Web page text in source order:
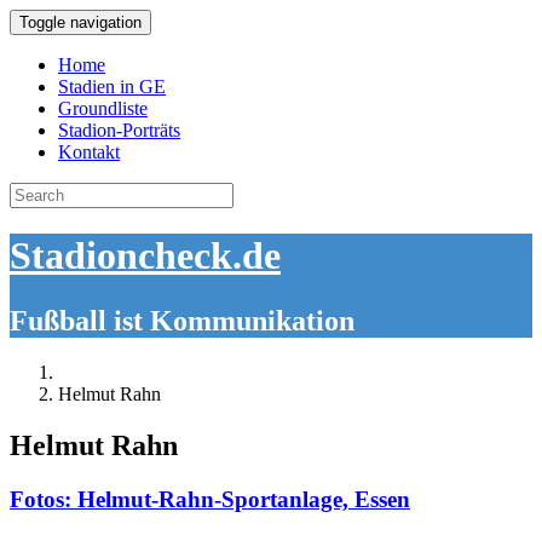
Toggle navigation
Home
Stadien in GE
Groundliste
Stadion-Porträts
Kontakt
Search
for:
Stadioncheck.de
Fußball ist Kommunikation
Helmut Rahn
Helmut Rahn
Fotos: Helmut-Rahn-Sportanlage, Essen